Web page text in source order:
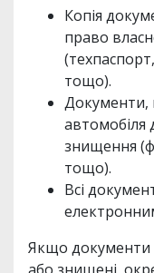
Копія
право
тощо).
Документи,
автомобіля
знищення
тощо).
Всі
Якщо документи